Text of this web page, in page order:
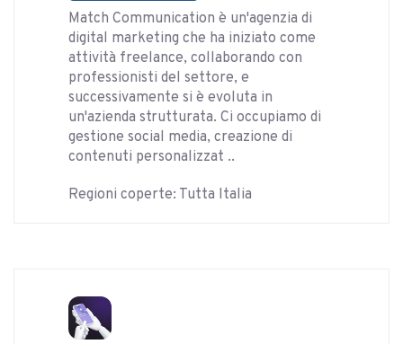
Match Communication è un'agenzia di
digital marketing che ha iniziato come
attività freelance, collaborando con
professionisti del settore, e
successivamente si è evoluta in
un'azienda strutturata. Ci occupiamo di
gestione social media, creazione di
contenuti personalizzat ..
Regioni coperte: Tutta Italia